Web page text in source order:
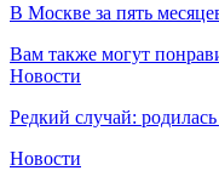
В Москве за пять
Вам также могут
Новости
Редкий случай:
Новости